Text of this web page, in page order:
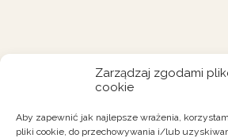
Zarządzaj zgodami
cookie
Aby zapewnić jak najlepsze wrażenia,
pliki cookie, do przechowywania i/lub